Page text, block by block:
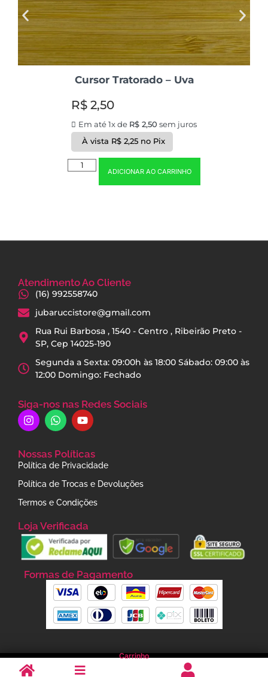
Carrinho
Cursor Tratorado – Uva
R$ 2,50
Em até 1x de R$ 2,50 sem juros
À vista R$2,25 no Pix
ADICIONAR AO CARRINHO
Atendimento Ao Cliente
(16) 992558740
jubaruccistore@gmail.com
Rua Rui Barbosa , 1540 - Centro , Ribeirão Preto -
SP, Cep 14025-190
Segunda a Sexta: 09:00h às 18:00 Sábado: 09:00 às
12:00 Domingo: Fechado
Siga-nos nas Redes Sociais
Nossas Políticas
Política de Privacidade
Política de Trocas e Devoluções
Termos e Condições
Loja Verificada
Formas de Pagamento